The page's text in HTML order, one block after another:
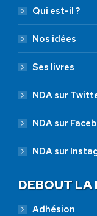
Qui est-il ?
Nos idées
Ses livres
NDA sur
NDA sur
NDA sur
DEBOUT LA
Adhésion